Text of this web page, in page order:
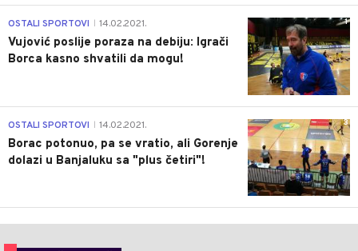
1
OSTALI SPORTOVI 14.02.2021.
Vujović poslije poraza na debiju: Igrači
Borca kasno shvatili da mogu!
3
OSTALI SPORTOVI 14.02.2021.
Borac potonuo, pa se vratio, ali Gorenje
dolazi u Banjaluku sa "plus četiri"!